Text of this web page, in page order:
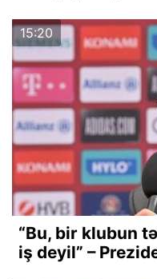
15:20
“Bu, bir klubun
iş deyil” –